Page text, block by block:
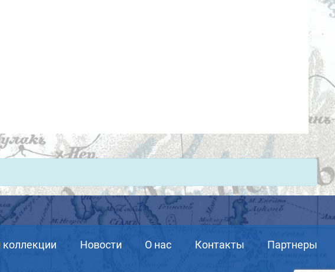
Новости О нас Контакты Партнеры